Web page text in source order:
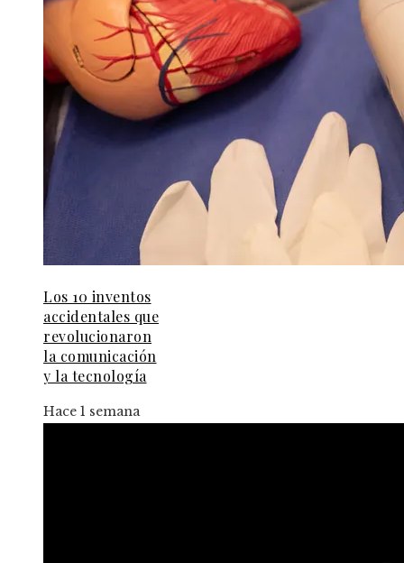
Los 10 inventos
accidentales que
revolucionaron
la comunicación
y la tecnología
Hace 1 semana